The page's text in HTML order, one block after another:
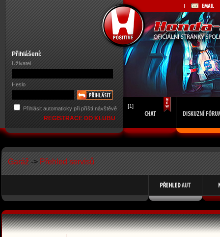
Přihlášení:
Uživatel
Heslo
Přihlásit automaticky při příští návštěvě
REGISTRACE DO KLUBU
[1]
Garáž -> Přehled servisů